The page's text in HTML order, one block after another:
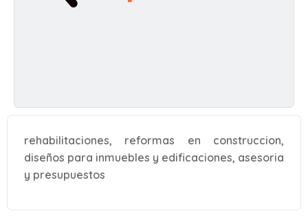
rehabilitaciones, reformas en construccion,
diseños para inmuebles y edificaciones, asesoria
y presupuestos